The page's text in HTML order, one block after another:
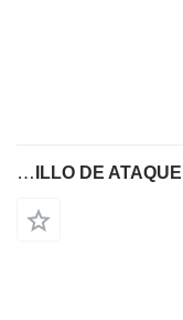
ANILLO DE ATAQUE Liebherr arbol de levas HY9269599 لـ شاحنة رافعة Liebherr LTM CRANES